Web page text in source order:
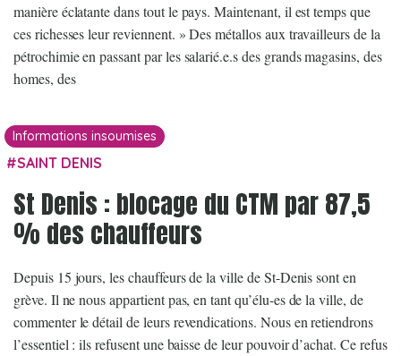
manière éclatante dans tout le pays. Maintenant, il est temps que
ces richesses leur reviennent. » Des métallos aux travailleurs de la
pétrochimie en passant par les salarié.e.s des grands magasins, des
homes, des
Informations insoumises
SAINT DENIS
St Denis : blocage du CTM par 87,5
% des chauffeurs
Depuis 15 jours, les chauffeurs de la ville de St-Denis sont en
grève. Il ne nous appartient pas, en tant qu’élu-es de la ville, de
commenter le détail de leurs revendications. Nous en retiendrons
l’essentiel : ils refusent une baisse de leur pouvoir d’achat. Ce refus